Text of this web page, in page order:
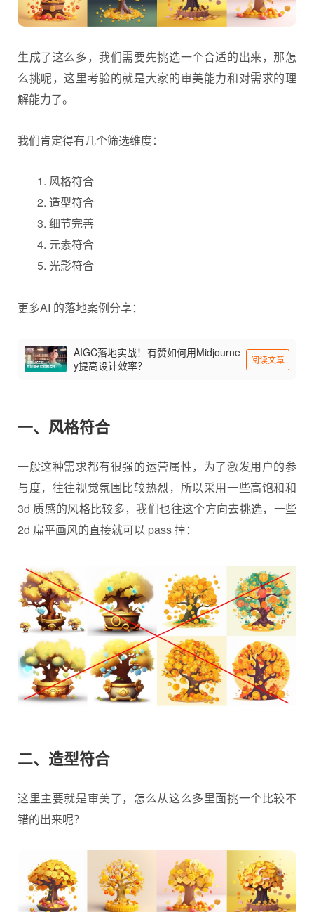
生成了这么多，我们需要先挑选一个合适的出来，那怎
么挑呢，这里考验的就是大家的审美能力和对需求的理
解能力了。
我们肯定得有几个筛选维度：
风格符合
造型符合
细节完善
元素符合
光影符合
更多AI 的落地案例分享：
AIGC落地实战！有赞如何用Midjourne
y提高设计效率？
阅读文章
一、风格符合
一般这种需求都有很强的运营属性，为了激发用户的参
与度，往往视觉氛围比较热烈，所以采用一些高饱和和
3d 质感的风格比较多，我们也往这个方向去挑选，一些
2d 扁平画风的直接就可以 pass 掉：
二、造型符合
这里主要就是审美了，怎么从这么多里面挑一个比较不
错的出来呢？